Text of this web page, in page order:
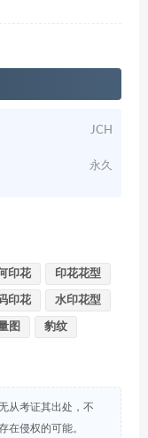
JCH
永久
印花 印花花型
印花 水印花型
图 豹纹
从考证其出处，不
在侵权的可能。